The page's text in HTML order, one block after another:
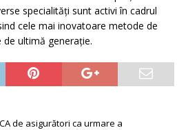
specialități sunt activi în cadrul
cele mai inovatoare metode de
ultimă generație.
de asigurători ca urmare a